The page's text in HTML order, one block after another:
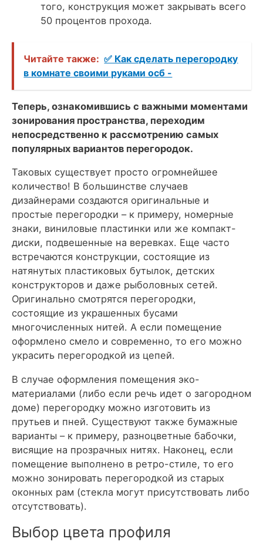
того, конструкция может закрывать всего
50 процентов прохода.
Читайте также: ✅ Как сделать перегородку
в комнате своими руками осб -
Теперь, ознакомившись с важными моментами
зонирования пространства, переходим
непосредственно к рассмотрению самых
популярных вариантов перегородок.
Таковых существует просто огромнейшее
количество! В большинстве случаев
дизайнерами создаются оригинальные и
простые перегородки – к примеру, номерные
знаки, виниловые пластинки или же компакт-
диски, подвешенные на веревках. Еще часто
встречаются конструкции, состоящие из
натянутых пластиковых бутылок, детских
конструкторов и даже рыболовных сетей.
Оригинально смотрятся перегородки,
состоящие из украшенных бусами
многочисленных нитей. А если помещение
оформлено смело и современно, то его можно
украсить перегородкой из цепей.
В случае оформления помещения эко-
материалами (либо если речь идет о загородном
доме) перегородку можно изготовить из
прутьев и пней. Существуют также бумажные
варианты – к примеру, разноцветные бабочки,
висящие на прозрачных нитях. Наконец, если
помещение выполнено в ретро-стиле, то его
можно зонировать перегородкой из старых
оконных рам (стекла могут присутствовать либо
отсутствовать).
Выбор цвета профиля